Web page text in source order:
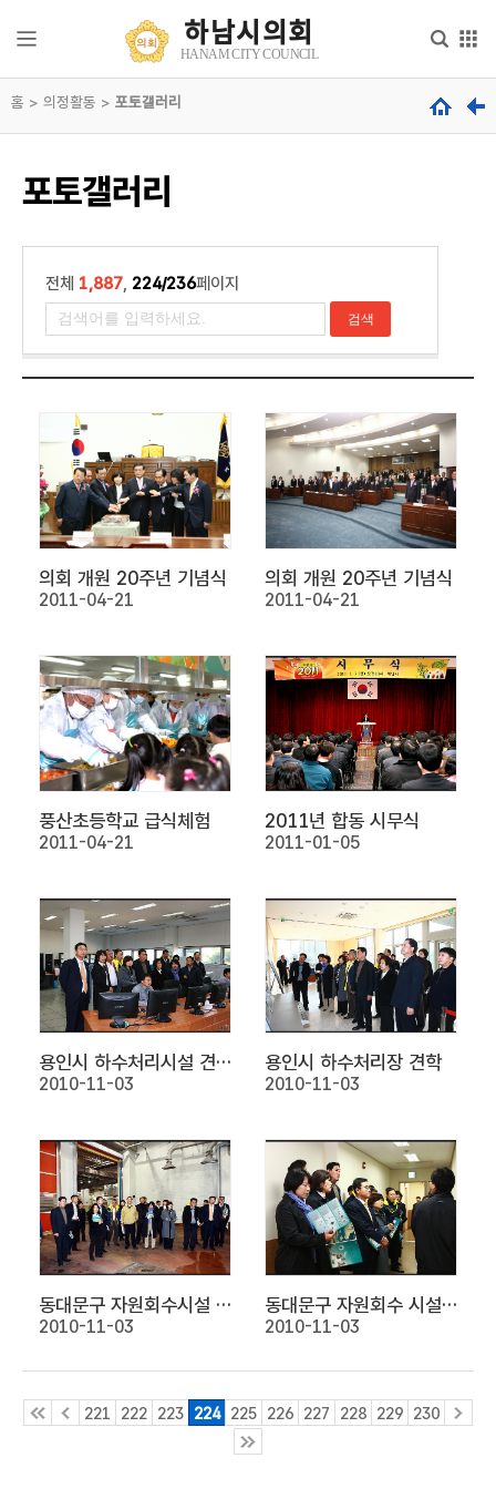
시
city
council
의
능
원
의
정
활
동
의
안
정
회
의
록
인
터
넷
방
송
린
광
장
하남시의회
HANAM CITY COUNCIL
홈 > 의정활동 > 포토갤러리
포토갤러리
전체 1,887, 224/236페이지
의회 개원 20주년 기념식
2011-04-21
의회 개원 20주년 기념식
2011-04-21
풍산초등학교 급식체험
2011-04-21
2011년 합동 시무식
2011-01-05
용인시 하수처리시설 견학
2010-11-03
용인시 하수처리장 견학
2010-11-03
동대문구 자원회수시설 견학
2010-11-03
동대문구 자원회수 시설 견학
2010-11-03
221 222 223 224 225 226 227 228 229 230